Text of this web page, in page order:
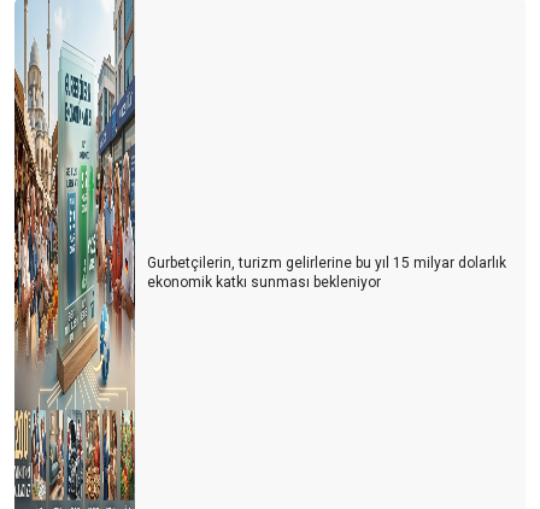
Gurbetçilerin, turizm gelirlerine bu yıl 15 milyar dolarlık
ekonomik katkı sunması bekleniyor